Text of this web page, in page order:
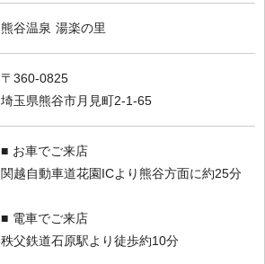
熊谷温泉 湯楽の里
〒360-0825
埼玉県熊谷市月見町2-1-65
■ お車でご来店
関越自動車道花園ICより熊谷方面に約25分
■ 電車でご来店
秩父鉄道石原駅より徒歩約10分